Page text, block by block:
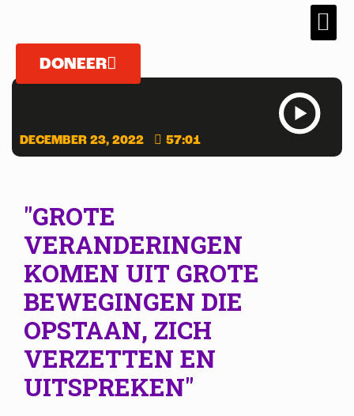
DONEER
DECEMBER 23, 2022 57:01
"GROTE
VERANDERINGEN
KOMEN UIT GROTE
BEWEGINGEN DIE
OPSTAAN, ZICH
VERZETTEN EN
UITSPREKEN"